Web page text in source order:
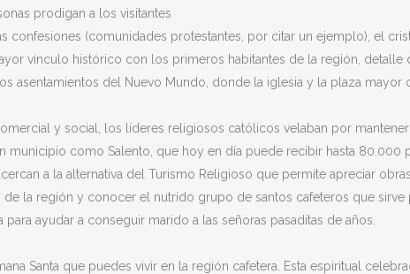
prodigan a los visitantes
confesiones (comunidades protestantes, por citar un ejemplo), el
vínculo histórico con los primeros habitantes de la región, detalle
asentamientos del Nuevo Mundo, donde la iglesia y la plaza
y social, los líderes religiosos católicos velaban por
como Salento, que hoy en día puede recibir hasta 80.000
a la alternativa del Turismo Religioso que permite apreciar
de la región y conocer el nutrido grupo de santos cafeteros que
ayudar a conseguir marido a las señoras pasaditas de años.
Santa que puedes vivir en la región cafetera. Esta espiritual